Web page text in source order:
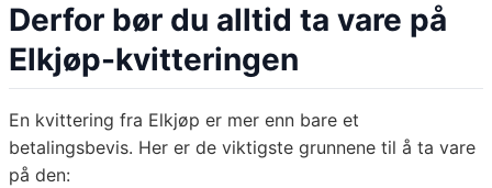
Derfor bør du alltid ta vare på
Elkjøp-kvitteringen
En kvittering fra Elkjøp er mer enn bare et
betalingsbevis. Her er de viktigste grunnene til å ta vare
på den: